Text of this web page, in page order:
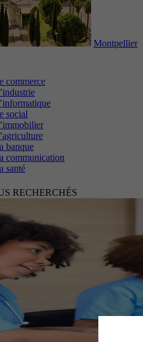
Montpellier
commerce
social
banque
communication
santé
RECHERCHÉS